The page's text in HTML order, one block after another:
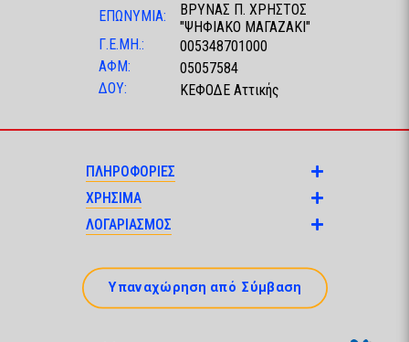
ΕΠΩΝΥΜΙΑ:
ΒΡΥΝΑΣ Π. ΧΡΗΣΤΟΣ
"ΨΗΦΙΑΚΟ ΜΑΓΑΖΑΚΙ"
Γ.Ε.ΜΗ.:
005348701000
ΑΦΜ:
05057584
ΔΟΥ:
ΚΕΦΟΔΕ Αττικής
ΠΛΗΡΟΦΟΡΙΕΣ
ΧΡΗΣΙΜΑ
ΛΟΓΑΡΙΑΣΜΟΣ
Υπαναχώρηση από Σύμβαση